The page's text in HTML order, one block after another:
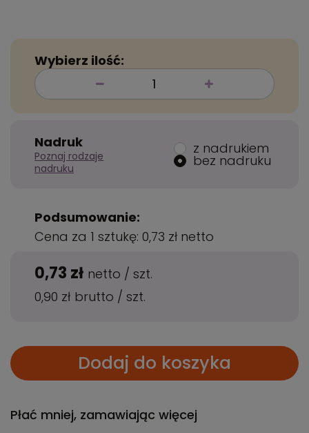
Wybierz ilość:
Nadruk
Poznaj rodzaje
nadruku
z nadrukiem
bez nadruku
Podsumowanie:
Cena za 1 sztukę: 0,73 zł netto
0,73 zł netto / szt.
0,90 zł brutto / szt.
Dodaj do koszyka
Płać mniej, zamawiając więcej